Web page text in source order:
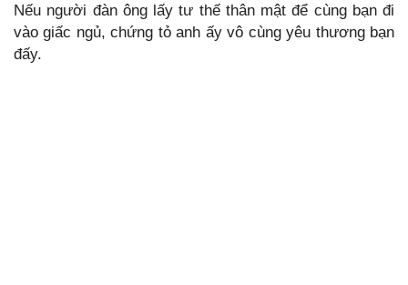
Nếu người đàn ông lấy tư thế thân mật để cùng bạn đi
vào giấc ngủ, chứng tỏ anh ấy vô cùng yêu thương bạn
đấy.